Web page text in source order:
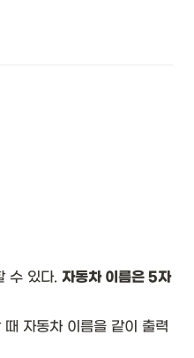
수 있다. 자동차 이름은 5자
자동차 이름을 같이 출력